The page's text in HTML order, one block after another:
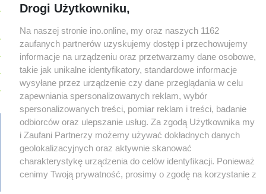
08-05 Inowrocław w "gorącej" czołówce. Według analizy Onetu nasze
miasto jest jednym z najbardziej narażonych na upały
08-05 Kombajn wpadł do rowu, są utrudnienia
Zmiany dla pasażerów na trasie Rojewo-Inowrocław
08-05 W sobotę Kujawski Festiwal Pieśni Ludowej
08-05 Podczas burzy ucierpiał komin. Konieczna była interwencja
strażaków
08-05 Kto siedział za kierownicą Golfa? Kierowca zbiegł po kolizji
08-05 Hala się zmienia. Remont, nowe nagłośnienie, a przed
wejściem stanie QEMETICA ARENA
08-05 19 września pierwszy ligowy mecz Noteci. Znamy cały
terminarz
regulamin reklama redakcja pliki cookies
prywatność
reklamacje
gowork.pl
© copyright 2000-2026 Ino-online Media
Drogi Użytkowniku,
Na naszej stronie ino.online, my oraz naszych 1162
zaufanych partnerów uzyskujemy dostęp i przechowujemy
informacje na urządzeniu oraz przetwarzamy dane osobowe,
takie jak unikalne identyfikatory, standardowe informacje
wysyłane przez urządzenie czy dane przeglądania w celu
zapewniania spersonalizowanych reklam, wybór
spersonalizowanych treści, pomiar reklam i treści, badanie
odbiorców oraz ulepszanie usług. Za zgodą Użytkownika my
i Zaufani Partnerzy możemy używać dokładnych danych
geolokalizacyjnych oraz aktywnie skanować
charakterystykę urządzenia do celów identyfikacji. Ponieważ
cenimy Twoją prywatność, prosimy o zgodę na korzystanie z